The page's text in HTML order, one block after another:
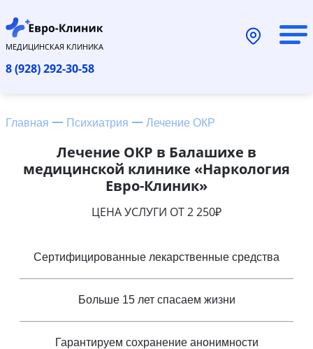
МЕДИЦИНСКАЯ КЛИНИКА
8 (928) 292-30-58
Главная Психиатрия Лечение ОКР
Лечение ОКР в Балашихе в
медицинской клинике «Наркология
Евро-Клиник»
ЦЕНА УСЛУГИ ОТ 2 250₽
Сертифицированные лекарственные средства
Больше 15 лет спасаем жизни
Гарантируем сохранение анонимности